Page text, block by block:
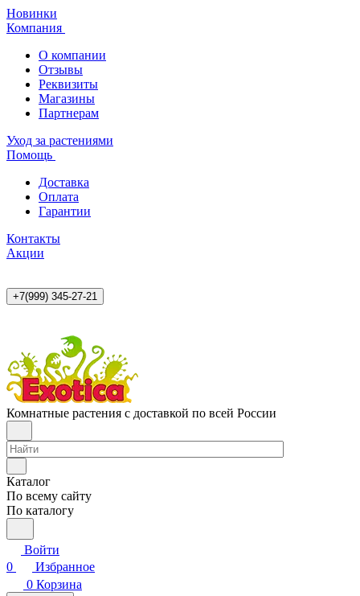
Новинки
Компания
О компании
Отзывы
Реквизиты
Магазины
Партнерам
Уход за растениями
Помощь
Доставка
Оплата
Гарантии
Контакты
Акции
+7(999) 345-27-21
Комнатные растения с доставкой по всей России
Каталог
По всему сайту
По каталогу
Войти
0
Избранное
0 Корзина